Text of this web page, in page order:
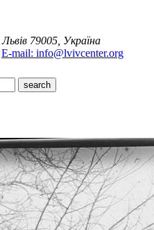
Львів 79005, Україна
E-mail: info@lvivcenter.org
search